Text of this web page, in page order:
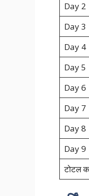
Day 2
Day 3
Day 4
Day 5
Day 6
Day 7
Day 8
Day 9
टोटल